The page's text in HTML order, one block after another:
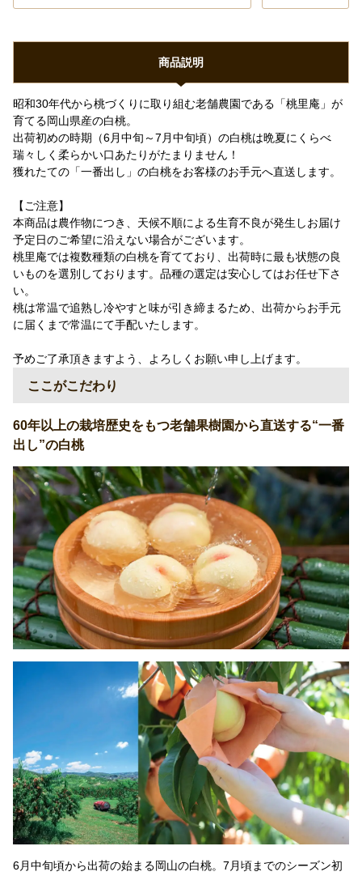
商品説明
昭和30年代から桃づくりに取り組む老舗農園である「桃里庵」が
育てる岡山県産の白桃。
出荷初めの時期（6月中旬～7月中旬頃）の白桃は晩夏にくらべ
瑞々しく柔らかい口あたりがたまりません！
獲れたての「一番出し」の白桃をお客様のお手元へ直送します。
【ご注意】
本商品は農作物につき、天候不順による生育不良が発生しお届け
予定日のご希望に沿えない場合がございます。
桃里庵では複数種類の白桃を育てており、出荷時に最も状態の良
いものを選別しております。品種の選定は安心してはお任せ下さ
い。
桃は常温で追熟し冷やすと味が引き締まるため、出荷からお手元
に届くまで常温にて手配いたします。
予めご了承頂きますよう、よろしくお願い申し上げます。
ここがこだわり
60年以上の栽培歴史をもつ老舗果樹園から直送する“一番
出し”の白桃
6月中旬頃から出荷の始まる岡山の白桃。7月頃までのシーズン初